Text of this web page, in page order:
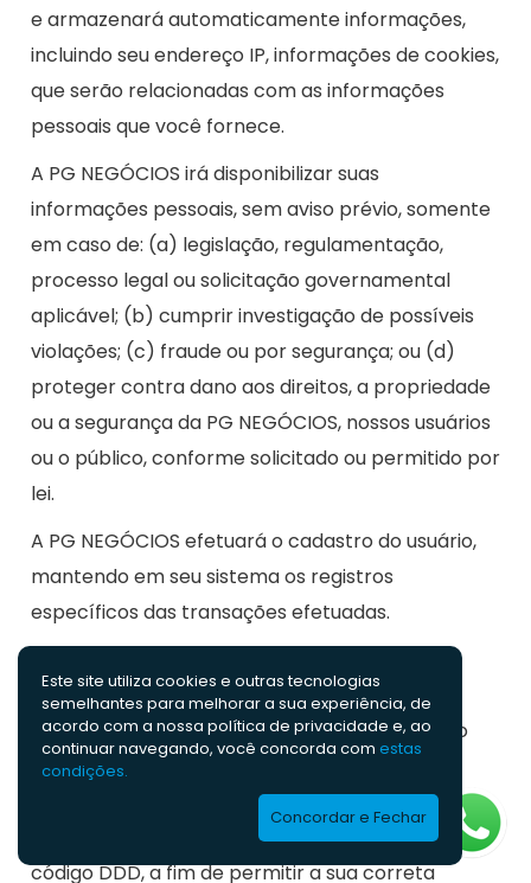
e armazenará automaticamente informações,
incluindo seu endereço IP, informações de cookies,
que serão relacionadas com as informações
pessoais que você fornece.
A PG NEGÓCIOS irá disponibilizar suas
informações pessoais, sem aviso prévio, somente
em caso de: (a) legislação, regulamentação,
processo legal ou solicitação governamental
aplicável; (b) cumprir investigação de possíveis
violações; (c) fraude ou por segurança; ou (d)
proteger contra dano aos direitos, a propriedade
ou a segurança da PG NEGÓCIOS, nossos usuários
ou o público, conforme solicitado ou permitido por
lei.
A PG NEGÓCIOS efetuará o cadastro do usuário,
mantendo em seu sistema os registros
específicos das transações efetuadas.
Titular, tais como, mas não limitados ao nome
completo e respectivo número de inscrição no
CPF ou CNPJ, data de nascimento (ou
constituição, no caso de empresas), endereço
residencial e/ou comercial e número do celular e
código DDD, a fim de permitir a sua correta
Este site utiliza cookies e outras tecnologias
semelhantes para melhorar a sua experiência, de
acordo com a nossa polí­tica de privacidade e, ao
continuar navegando, você concorda com estas
condições.
Concordar e Fechar